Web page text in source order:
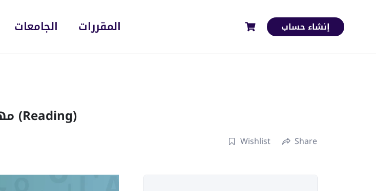
الجامعات المقررات إنشاء حساب
Reading & Writing – مهارات القراءة والكتابة (Reading)
Wishlist Share